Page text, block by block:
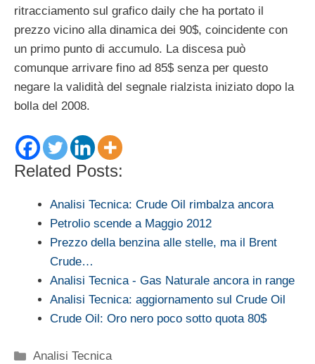
ritracciamento sul grafico daily che ha portato il
prezzo vicino alla dinamica dei 90$, coincidente con
un primo punto di accumulo. La discesa può
comunque arrivare fino ad 85$ senza per questo
negare la validità del segnale rialzista iniziato dopo la
bolla del 2008.
Related Posts:
Analisi Tecnica: Crude Oil rimbalza ancora
Petrolio scende a Maggio 2012
Prezzo della benzina alle stelle, ma il Brent
Crude…
Analisi Tecnica - Gas Naturale ancora in range
Analisi Tecnica: aggiornamento sul Crude Oil
Crude Oil: Oro nero poco sotto quota 80$
Categorie
Analisi Tecnica